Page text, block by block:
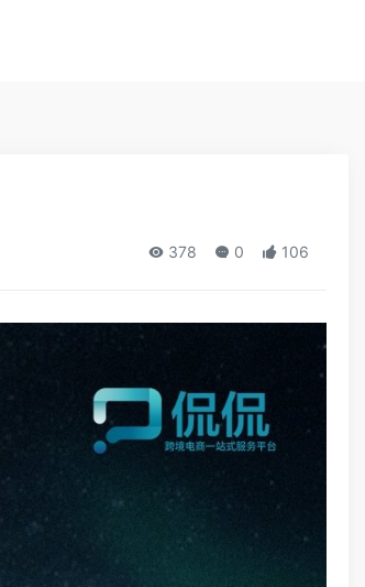
378 0 106